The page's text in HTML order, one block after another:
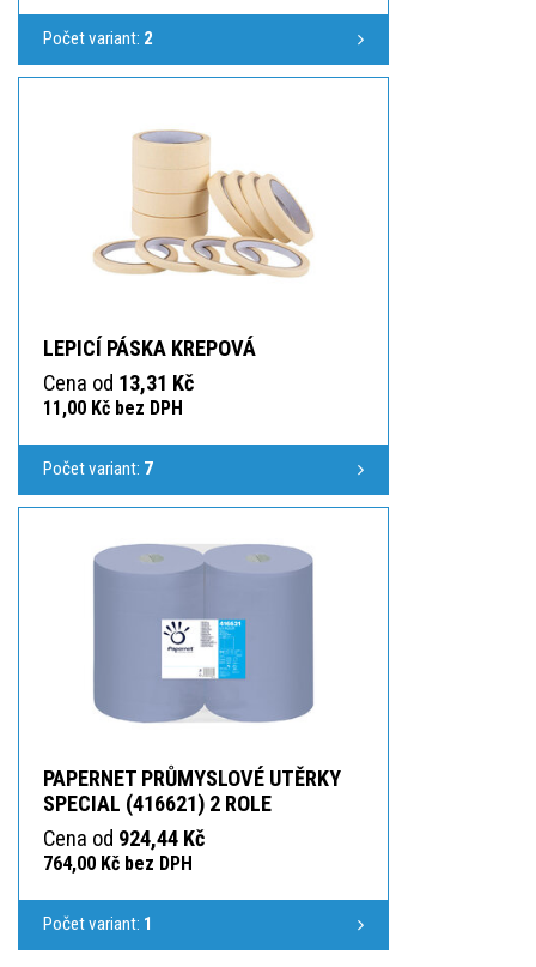
Počet variant: 2
LEPICÍ PÁSKA KREPOVÁ
Cena od 13,31 Kč
11,00 Kč bez DPH
Počet variant: 7
PAPERNET PRŮMYSLOVÉ UTĚRKY
SPECIAL (416621) 2 ROLE
Cena od 924,44 Kč
764,00 Kč bez DPH
Počet variant: 1